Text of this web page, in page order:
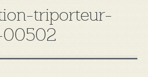
triporteur-
00502